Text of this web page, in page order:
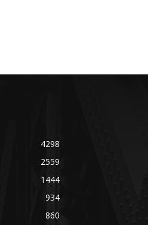
4298
2559
1444
934
860